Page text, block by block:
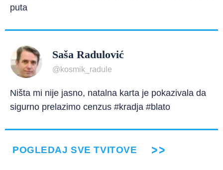
puta
Saša Radulović
@kosmik_radule
Ništa mi nije jasno, natalna karta je pokazivala da
sigurno prelazimo cenzus #kradja #blato
POGLEDAJ SVE TVITOVE